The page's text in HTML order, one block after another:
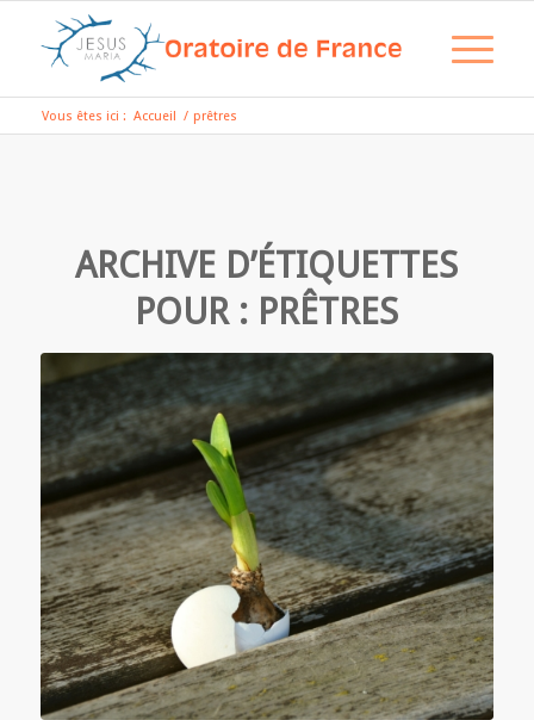
Vous êtes ici : Accueil / prêtres
ARCHIVE D’ÉTIQUETTES
POUR : PRÊTRES